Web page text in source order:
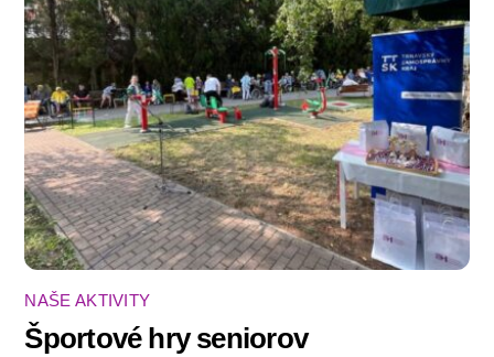
NAŠE AKTIVITY
Športové hry seniorov